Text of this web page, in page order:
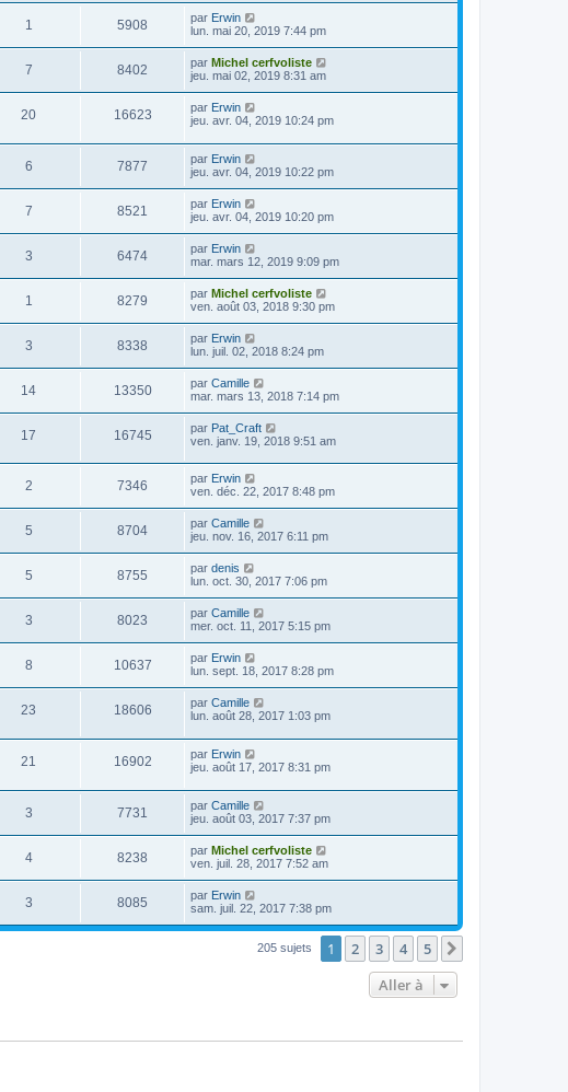
1 5908 par Erwin
lun. mai 20, 2019 7:44 pm
7 8402 par Michel cerfvoliste
jeu. mai 02, 2019 8:31 am
20 16623 par Erwin
jeu. avr. 04, 2019 10:24 pm
6 7877 par Erwin
jeu. avr. 04, 2019 10:22 pm
7 8521 par Erwin
jeu. avr. 04, 2019 10:20 pm
3 6474 par Erwin
mar. mars 12, 2019 9:09 pm
1 8279 par Michel cerfvoliste
ven. août 03, 2018 9:30 pm
3 8338 par Erwin
lun. juil. 02, 2018 8:24 pm
14 13350 par Camille
mar. mars 13, 2018 7:14 pm
17 16745 par Pat_Craft
ven. janv. 19, 2018 9:51 am
2 7346 par Erwin
ven. déc. 22, 2017 8:48 pm
5 8704 par Camille
jeu. nov. 16, 2017 6:11 pm
5 8755 par denis
lun. oct. 30, 2017 7:06 pm
3 8023 par Camille
mer. oct. 11, 2017 5:15 pm
8 10637 par Erwin
lun. sept. 18, 2017 8:28 pm
23 18606 par Camille
lun. août 28, 2017 1:03 pm
21 16902 par Erwin
jeu. août 17, 2017 8:31 pm
3 7731 par Camille
jeu. août 03, 2017 7:37 pm
4 8238 par Michel cerfvoliste
ven. juil. 28, 2017 7:52 am
3 8085 par Erwin
sam. juil. 22, 2017 7:38 pm
205 sujets 1 2 3 4 5
Aller à